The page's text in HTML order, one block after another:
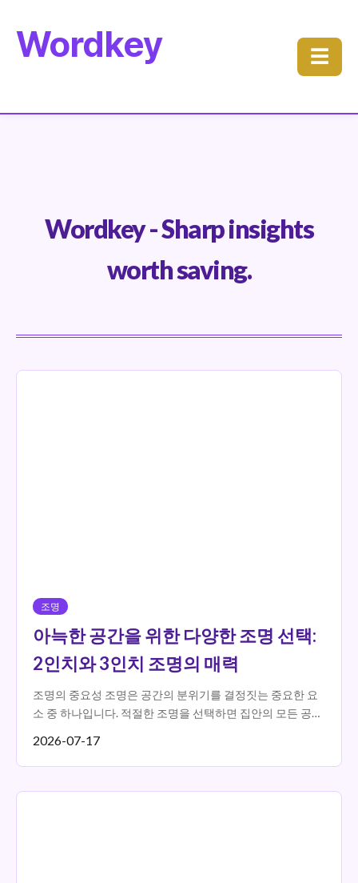
Wordkey ☰
Wordkey - Sharp insights
worth saving.
조명
아늑한 공간을 위한 다양한 조명 선택:
2인치와 3인치 조명의 매력
조명의 중요성 조명은 공간의 분위기를 결정짓는 중요한 요
소 중 하나입니다. 적절한 조명을 선택하면 집안의 모든 공간
다양...
2026-07-17